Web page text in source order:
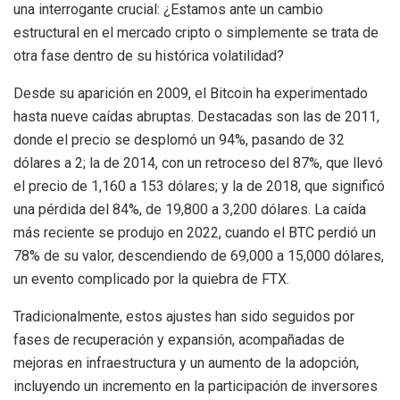
una interrogante crucial: ¿Estamos ante un cambio
estructural en el mercado cripto o simplemente se trata de
otra fase dentro de su histórica volatilidad?
Desde su aparición en 2009, el Bitcoin ha experimentado
hasta nueve caídas abruptas. Destacadas son las de 2011,
donde el precio se desplomó un 94%, pasando de 32
dólares a 2; la de 2014, con un retroceso del 87%, que llevó
el precio de 1,160 a 153 dólares; y la de 2018, que significó
una pérdida del 84%, de 19,800 a 3,200 dólares. La caída
más reciente se produjo en 2022, cuando el BTC perdió un
78% de su valor, descendiendo de 69,000 a 15,000 dólares,
un evento complicado por la quiebra de FTX.
Tradicionalmente, estos ajustes han sido seguidos por
fases de recuperación y expansión, acompañadas de
mejoras en infraestructura y un aumento de la adopción,
incluyendo un incremento en la participación de inversores